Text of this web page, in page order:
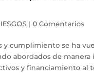
|0 Comentarios
y cumplimiento se ha
abordados de
y financiamiento al